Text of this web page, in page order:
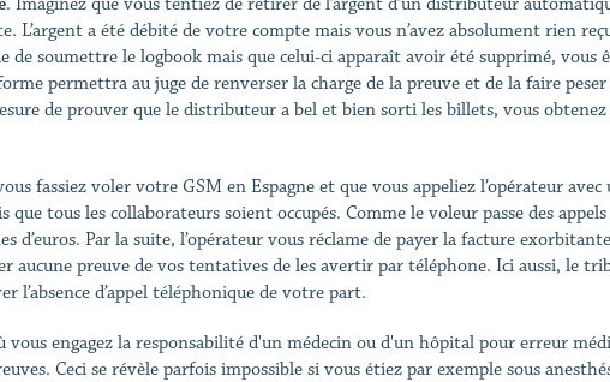
L’argent a été débité de votre compte mais vous n’avez absolument rien
de soumettre le logbook mais que celui-ci apparaît avoir été supprimé, vous
permettra au juge de renverser la charge de la preuve et de la faire
de prouver que le distributeur a bel et bien sorti les billets, vous
fassiez voler votre GSM en Espagne et que vous appeliez l’opérateur
que tous les collaborateurs soient occupés. Comme le voleur passe des
d’euros. Par la suite, l’opérateur vous réclame de payer la facture
aucune preuve de vos tentatives de les avertir par téléphone. Ici aussi, le
l’absence d’appel téléphonique de votre part.
vous engagez la responsabilité d'un médecin ou d'un hôpital pour erreur
Ceci se révèle parfois impossible si vous étiez par exemple sous